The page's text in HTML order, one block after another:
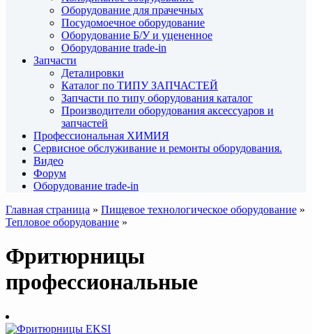
Оборудование для прачечных
Посудомоечное оборудование
Оборудование Б/У и уцененное
Оборудование trade-in
Запчасти
Деталировки
Каталог по ТИПУ ЗАПЧАСТЕЙ
Запчасти по типу оборудования каталог
Производители оборудования аксессуаров и
запчастей
Профессиональная ХИМИЯ
Сервисное обслуживание и ремонты оборудования.
Видео
Форум
Оборудование trade-in
Главная страница » Пищевое технологическое оборудование »
Тепловое оборудование »
Фритюрницы
профессиональные